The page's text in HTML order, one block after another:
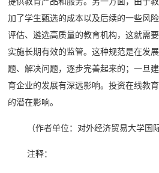
加了学生甄选的成本以及后续的一些风
评估、遴选高质量的教育机构，这就需
实施长期有效的监管。这种规范是在发
题、解决问题，逐步完善起来的；一旦
育企业的发展有深远影响。投资在线教
的潜在影响。
（作者单位：对外经济贸易大学国际
注释：